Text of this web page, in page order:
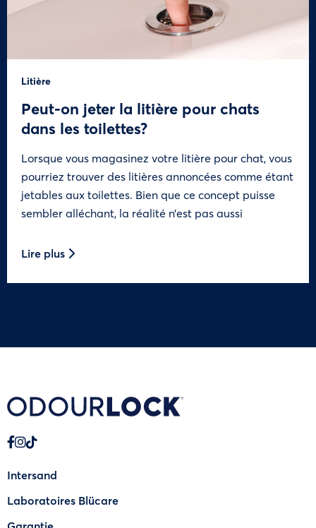
Litière
Peut-on jeter la litière pour chats
dans les toilettes?
Lorsque vous magasinez votre litière pour chat, vous
pourriez trouver des litières annoncées comme étant
jetables aux toilettes. Bien que ce concept puisse
sembler alléchant, la réalité n’est pas aussi
Lire plus
Intersand
Laboratoires Blücare